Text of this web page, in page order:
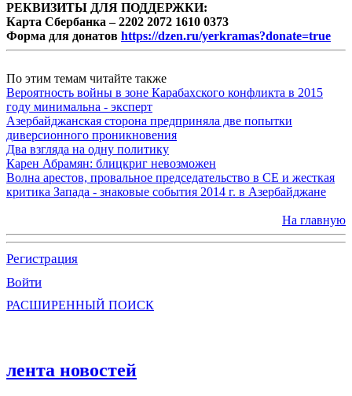
РЕКВИЗИТЫ ДЛЯ ПОДДЕРЖКИ:
Карта Сбербанка – 2202 2072 1610 0373
Форма для донатов https://dzen.ru/yerkramas?donate=true
По этим темам читайте также
Вероятность войны в зоне Карабахского конфликта в 2015
году минимальна - эксперт
Азербайджанская сторона предприняла две попытки
диверсионного проникновения
Два взгляда на одну политику
Карен Абрамян: блицкриг невозможен
Волна арестов, провальное председательство в СЕ и жесткая
критика Запада - знаковые события 2014 г. в Азербайджане
На главную
Регистрация
Войти
РАСШИРЕННЫЙ ПОИСК
лента новостей